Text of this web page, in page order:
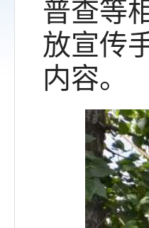
普查等
放宣传
内容。